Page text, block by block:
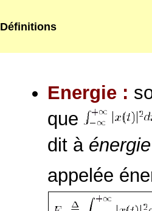
Définitions
Energie :
que
dit à
appelée